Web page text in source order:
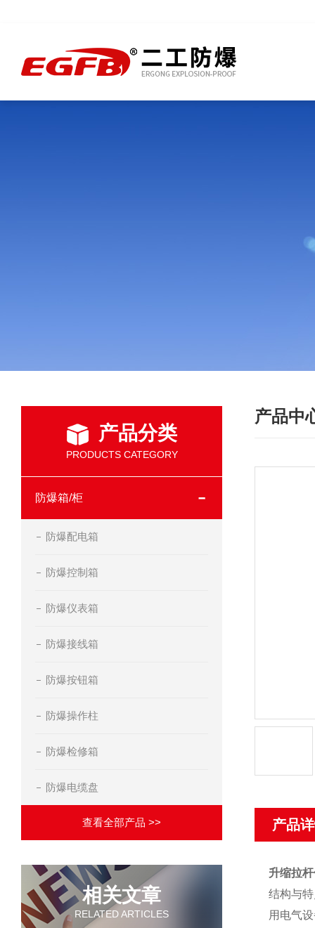
产品分类
PRODUCTS CATEGORY
防爆箱/柜
防爆配电箱
防爆控制箱
防爆仪表箱
防爆接线箱
防爆按钮箱
防爆操作柱
防爆检修箱
防爆电缆盘
查看全部产品 >>
相关文章
RELATED ARTICLES
产品中
产品
升缩拉
结构与
用电气